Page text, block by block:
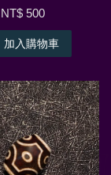
NT$ 500
加入購物車